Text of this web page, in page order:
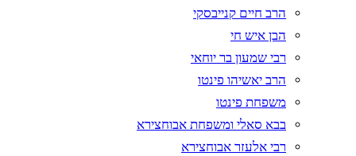
הרב חיים קנייבסקי
הבן איש חי
רבי שמעון בר יוחאי
הרב יאשיהו פינטו
משפחת פינטו
בבא סאלי ומשפחת אבוחצירא
רבי אלעזר אבוחצירא